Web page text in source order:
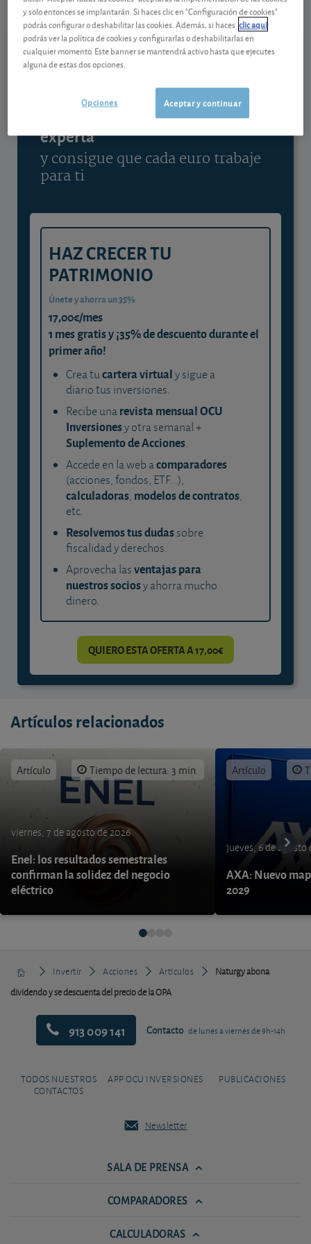
Ver detalladamente
Contenido reservado a SOCIOS
Gestiona tu dinero con visión
experta
y consigue que cada euro trabaje
para ti
HAZ CRECER TU
PATRIMONIO
Únete y ahorra un 35%
17,00€/mes
1 mes gratis y ¡35% de descuento durante el
primer año!
Crea tucartera virtualy sigue a
diario tus inversiones.
Recibe unarevista mensual OCU
Inversionesy otra semanal +
Suplemento de Acciones.
Accede en la web acomparadores
(acciones, fondos, ETF...),
calculadoras, modelos de contratos,
etc.
Resolvemos tus dudassobre
fiscalidad y derechos.
Aprovecha lasventajas para
nuestros sociosy ahorra mucho
dinero.
QUIERO ESTA OFERTA A 17,00€
Artículos relacionados
Artículo Tiempo de lectura: 3 min.
viernes, 7 de agosto de 2026
Enel: los resultados semestrales
confirman la solidez del negocio
eléctrico
Artículo
jueves, 6 de agosto
AXA: Nuevo
2029
Invertir Acciones Artículos
Naturgy abona
dividendo y se descuenta del precio de la OPA
913 009 141 Contacto de lunes a viernes de 9h-14h
TODOS NUESTROS
CONTACTOS
APP OCU INVERSIONES PUBLICACIONES
Newsletter
SALA DE PRENSA
COMPARADORES
CALCULADORAS
y solo entonces se implantarán. Si haces clic en "Configuración de cookies"
podrás configurar o deshabilitar las cookies. Además, si haces clic aquí
podrás ver la política de cookies y configurarlas o deshabilitarlas en
cualquier momento. Este banner se mantendrá activo hasta que ejecutes
alguna de estas dos opciones.
Aceptar y continuar
Opciones